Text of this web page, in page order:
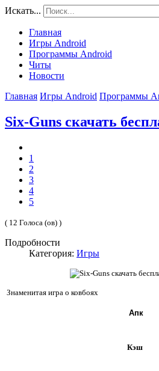
Искать...
Главная
Игры Android
Программы Android
Читы
Новости
Главная Игры Android Программы
Six-Guns скачать
1
2
3
4
5
( 12 Голоса (ов) )
Подробности
Категория: Игры
Знаменитая игра о ковбоях
Апк
Кэш